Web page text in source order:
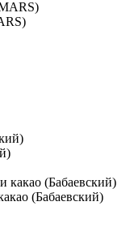
(Бабаевский)